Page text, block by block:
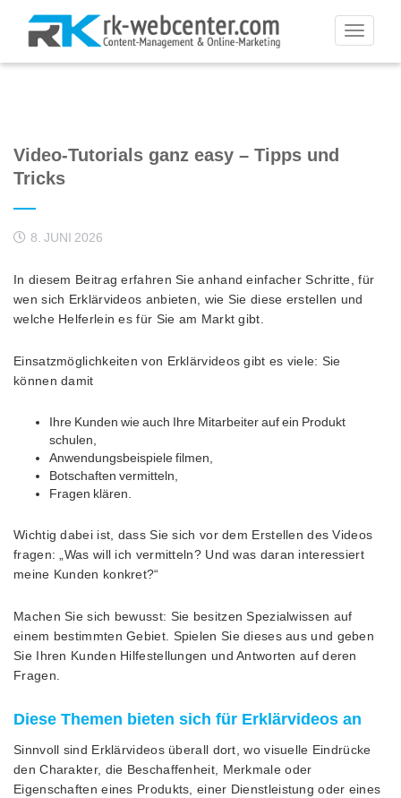
Toggle
Video-Tutorials ganz easy – Tipps und
Tricks
8. JUNI 2026
In diesem Beitrag erfahren Sie anhand einfacher Schritte, für
wen sich Erklärvideos anbieten, wie Sie diese erstellen und
welche Helferlein es für Sie am Markt gibt.
Einsatzmöglichkeiten von Erklärvideos gibt es viele: Sie
können damit
Ihre Kunden wie auch Ihre Mitarbeiter auf ein Produkt
schulen,
Anwendungsbeispiele filmen,
Botschaften vermitteln,
Fragen klären.
Wichtig dabei ist, dass Sie sich vor dem Erstellen des Videos
fragen: „Was will ich vermitteln? Und was daran interessiert
meine Kunden konkret?“
Machen Sie sich bewusst: Sie besitzen Spezialwissen auf
einem bestimmten Gebiet. Spielen Sie dieses aus und geben
Sie Ihren Kunden Hilfestellungen und Antworten auf deren
Fragen.
Diese Themen bieten sich für Erklärvideos an
Sinnvoll sind Erklärvideos überall dort, wo visuelle Eindrücke
den Charakter, die Beschaffenheit, Merkmale oder
Eigenschaften eines Produkts, einer Dienstleistung oder eines